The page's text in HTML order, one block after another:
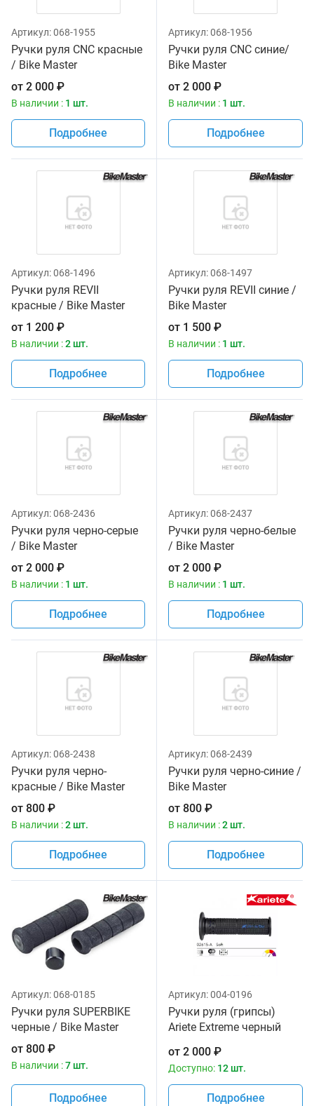
Артикул:068-1955
Ручки руля CNC красные
/ Bike Master
от 2 000 ₽
В наличии : 1 шт.
Подробнее
Артикул:068-1956
Ручки руля CNC синие/
Bike Master
от 2 000 ₽
В наличии : 1 шт.
Подробнее
Артикул:068-1496
Ручки руля REVII
красные / Bike Master
от 1 200 ₽
В наличии :2 шт.
Подробнее
Артикул:068-1497
Ручки руля REVII синие /
Bike Master
от 1 500 ₽
В наличии : 1 шт.
Подробнее
Артикул:068-2436
Ручки руля черно-серые
/ Bike Master
от 2 000 ₽
В наличии : 1 шт.
Подробнее
Артикул:068-2437
Ручки руля черно-белые
/ Bike Master
от 2 000 ₽
В наличии : 1 шт.
Подробнее
Артикул:068-2438
Ручки руля черно-
красные / Bike Master
от 800 ₽
В наличии :2 шт.
Подробнее
Артикул:068-2439
Ручки руля черно-синие /
Bike Master
от 800 ₽
В наличии :2 шт.
Подробнее
Артикул:068-0185
Ручки руля SUPERBIKE
черные / Bike Master
от 800 ₽
В наличии :7 шт.
Подробнее
Артикул:004-0196
Ручки руля (грипсы)
Ariete Extreme черный
от 2 000 ₽
Доступно: 12 шт.
Подробнее